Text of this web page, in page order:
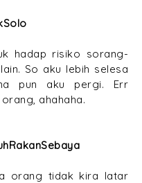
hadap risiko sorang-
So aku lebih selesa
pun aku pergi. Err
ahahaha.
orang tidak kira latar